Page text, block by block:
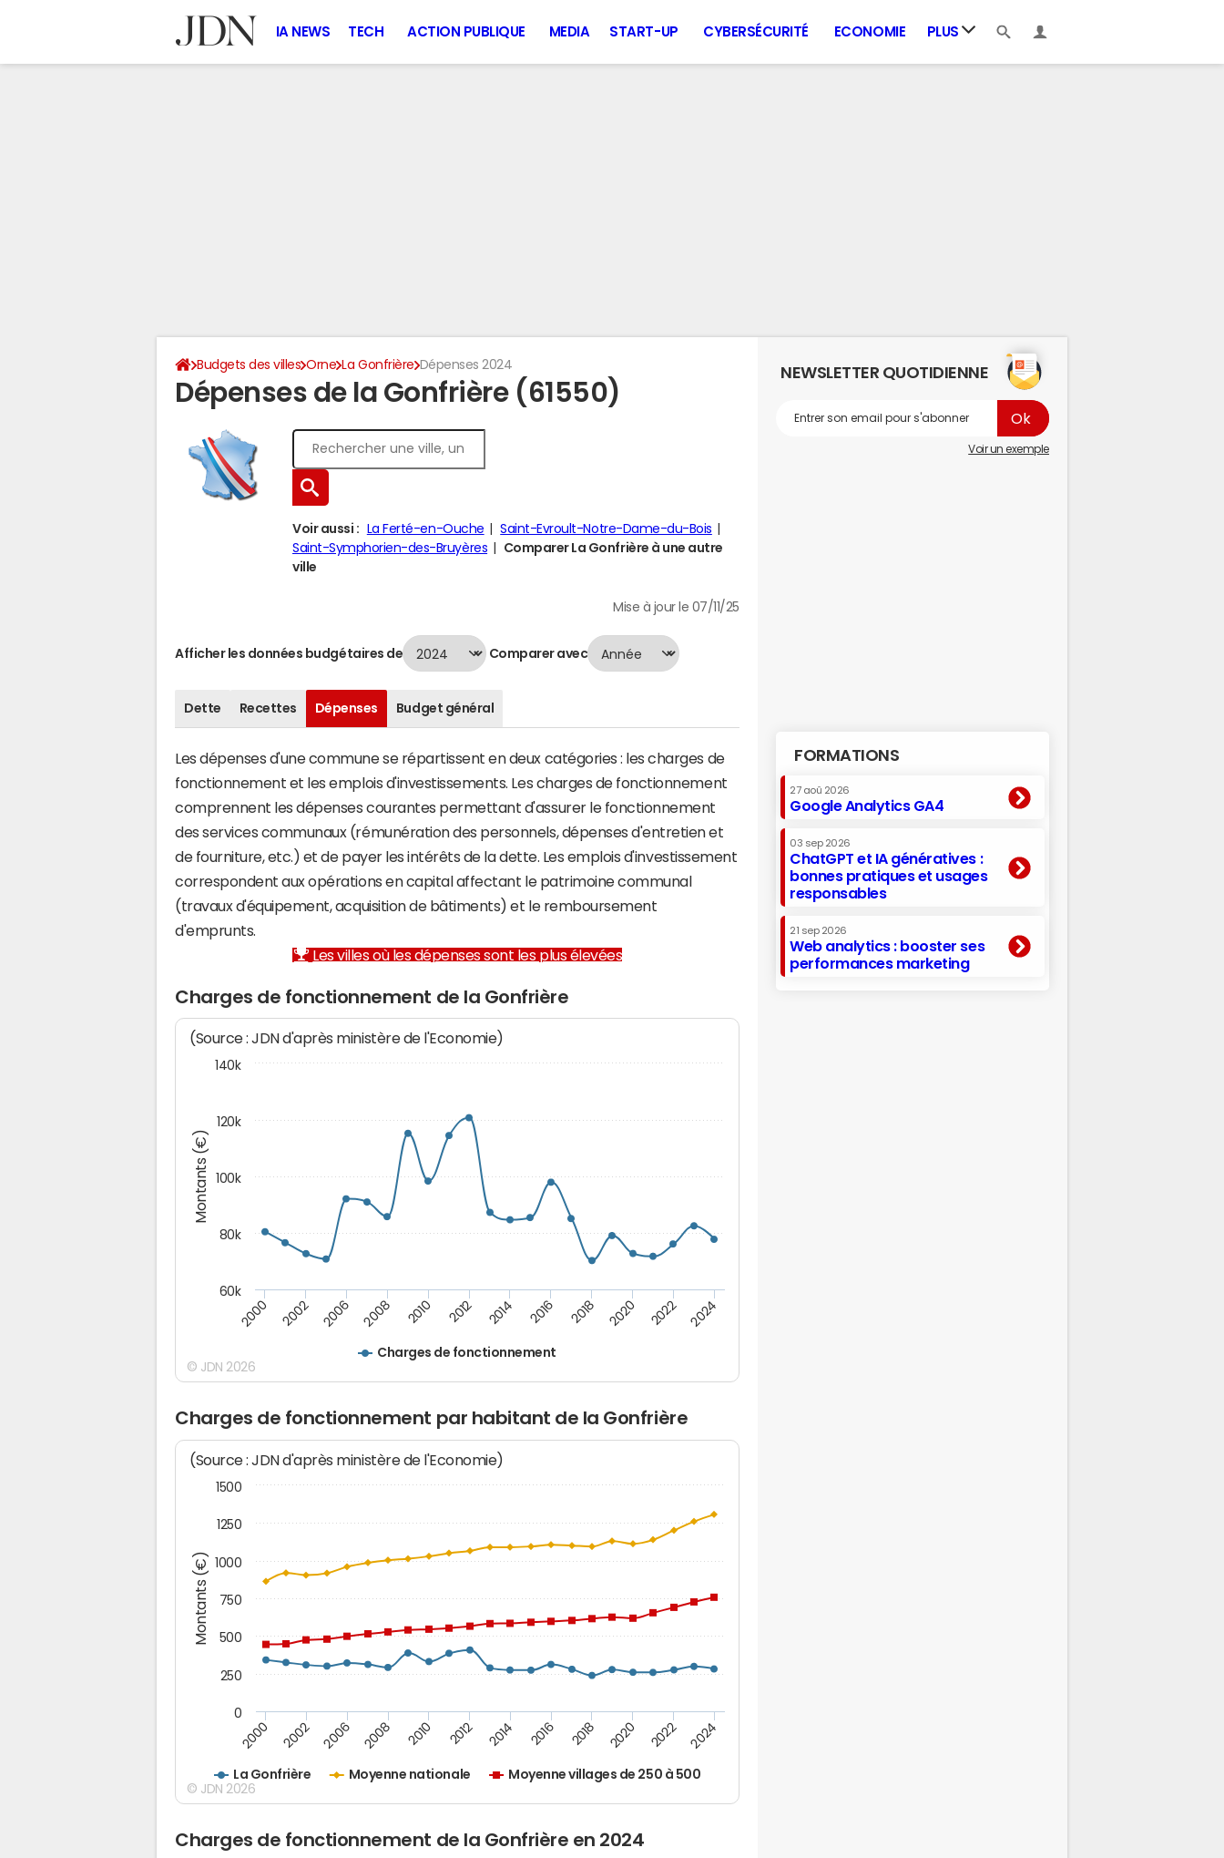
IA NEWS TECH ACTION PUBLIQUE MEDIA START-UP CYBERSÉCURITÉ ECONOMIE PLUS
Budgets des villes Orne La Gonfrière Dépenses 2024
Dépenses de la Gonfrière (61550)
Voir aussi : La Ferté-en-Ouche
Saint-Evroult-Notre-Dame-du-Bois
Saint-Symphorien-des-Bruyères
Comparer La Gonfrière à une autre
ville
Mise à jour le 07/11/25
Afficher les données budgétaires de Comparer avec
Dette Recettes Dépenses Budget général
Les dépenses d'une commune se répartissent en deux catégories : les charges de
fonctionnement et les emplois d'investissements. Les charges de fonctionnement
comprennent les dépenses courantes permettant d'assurer le fonctionnement
des services communaux (rémunération des personnels, dépenses d'entretien et
de fourniture, etc.) et de payer les intérêts de la dette. Les emplois d'investissement
correspondent aux opérations en capital affectant le patrimoine communal
(travaux d'équipement, acquisition de bâtiments) et le remboursement
d'emprunts.
Les villes où les dépenses sont les plus élevées
Charges de fonctionnement de la Gonfrière
Montants (€)
(Source : JDN d'après ministère de l'Economie)
Charges de fonctionnement
2000 2002 2006 2008 2010 2012 2014 2016 2018 2020 2022 2024
60k
80k
100k
120k
140k
© JDN 2026
Charges de fonctionnement par habitant de la Gonfrière
Montants (€)
(Source : JDN d'après ministère de l'Economie)
La Gonfrière Moyenne nationale Moyenne villages de 250 à 500
2000 2002 2006 2008 2010 2012 2014 2016 2018 2020 2022 2024
0
250
500
750
1000
1250
1500
© JDN 2026
Charges de fonctionnement de la Gonfrière en 2024
NEWSLETTER QUOTIDIENNE
Voir un exemple
FORMATIONS
27 aoû 2026
Google Analytics GA4
03 sep 2026
ChatGPT et IA génératives :
bonnes pratiques et usages
responsables
21 sep 2026
Web analytics : booster ses
performances marketing